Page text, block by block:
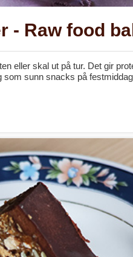
- Raw food
eller skal ut på tur. Det gir
som sunn snacks på